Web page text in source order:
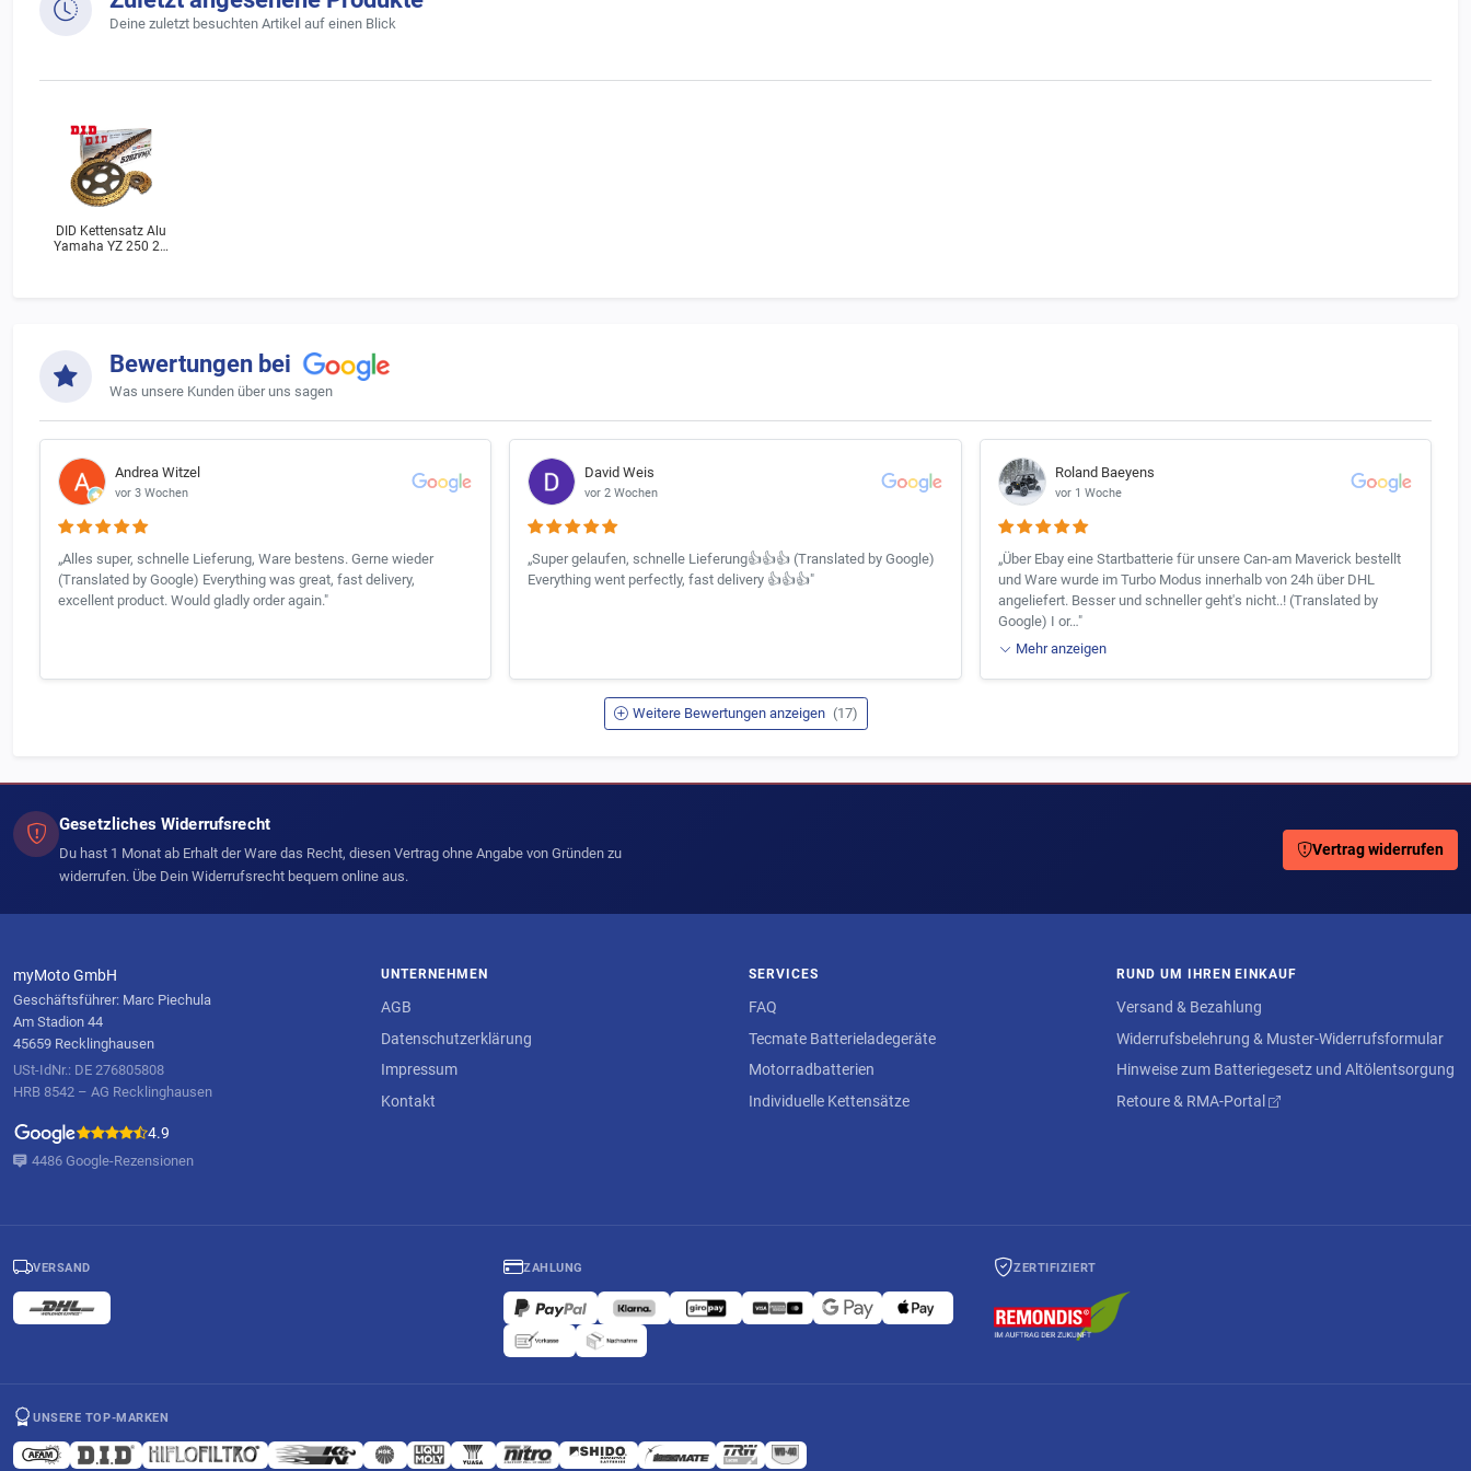
Deine zuletzt besuchten Artikel auf einen Blick
DID Kettensatz Alu
Yamaha YZ 250 2T
Bewertungen bei
Was unsere Kunden über uns sagen
Andrea Witzel
vor 3 Wochen
„Alles super, schnelle Lieferung, Ware bestens. Gerne wieder
(Translated by Google) Everything was great, fast delivery,
excellent product. Would gladly order again."
David Weis
vor 2 Wochen
„Super gelaufen, schnelle Lieferung👍👍👍 (Translated by Google)
Everything went perfectly, fast delivery 👍👍👍"
Roland Baeyens
vor 1 Woche
„Über Ebay eine Startbatterie für unsere Can-am Maverick bestellt
und Ware wurde im Turbo Modus innerhalb von 24h über DHL
angeliefert. Besser und schneller geht's nicht..! (Translated by
Google) I or…"
Mehr anzeigen
Weitere Bewertungen anzeigen (17)
Gesetzliches Widerrufsrecht
Du hast 1 Monat ab Erhalt der Ware das Recht, diesen Vertrag ohne Angabe von Gründen zu
widerrufen. Übe Dein Widerrufsrecht bequem online aus.
Vertrag widerrufen
myMoto GmbH
Geschäftsführer: Marc Piechula
Am Stadion 44
45659 Recklinghausen
USt-IdNr.: DE 276805808
HRB 8542 – AG Recklinghausen
4.9
4486 Google-Rezensionen
UNTERNEHMEN
AGB
Datenschutzerklärung
Impressum
Kontakt
SERVICES
FAQ
Tecmate Batterieladegeräte
Motorradbatterien
Individuelle Kettensätze
RUND UM IHREN EINKAUF
Versand & Bezahlung
Widerrufsbelehrung & Muster-Widerrufsformular
Hinweise zum Batteriegesetz und Altölentsorgung
Retoure & RMA-Portal
VERSAND ZAHLUNG ZERTIFIZIERT
UNSERE TOP-MARKEN